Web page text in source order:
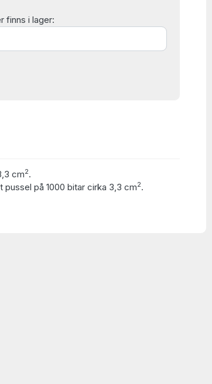
finns i lager:
cm2.
på 1000 bitar cirka 3,3 cm2.